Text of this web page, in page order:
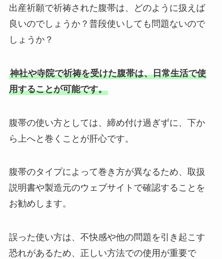
出産祈願で祈祷された腹帯は、どのように扱えば
良いのでしょうか？普段使いしても問題ないので
しょうか？
神社や寺院で祈祷を受けた腹帯は、日常生活で使
用することが可能です。
腹帯の使い方としては、締め付け過ぎずに、下か
ら上へと巻くことが肝心です。
腹帯のタイプによって巻き方が異なるため、取扱
説明書や製造元のウェブサイトで確認することを
お勧めします。
誤った使い方は、不快感や他の問題を引き起こす
恐れがあるため、正しい方法での使用が重要で